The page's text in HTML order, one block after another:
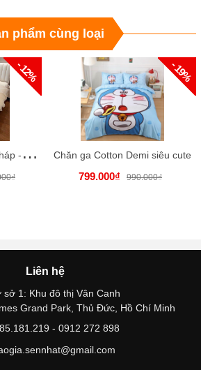
phẩm cùng loại
- 12%
C
hăn ga phong cách Pháp - Lụa 100s cao cấp
- 19%
Chăn ga Cotton Demi siêu cute
799.000₫ 990.000₫
Liên hệ
sở 1: Khu đô thị Vân Canh
Grand Park, Thủ Đức, Hồ Chí Minh
- 0912 272 898